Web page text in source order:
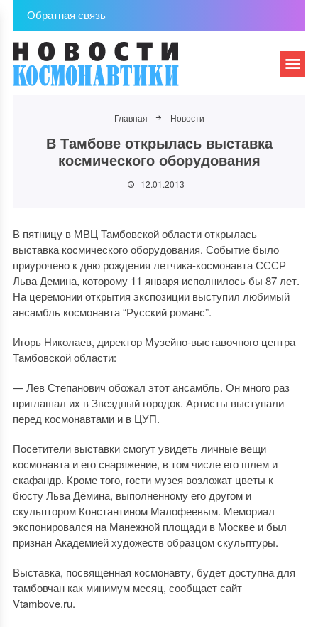
Обратная связь
Главная Новости
В Тамбове открылась выставка
космического оборудования
12.01.2013
В пятницу в МВЦ Тамбовской области открылась
выставка космического оборудования. Событие было
приурочено к дню рождения летчика-космонавта СССР
Льва Демина, которому 11 января исполнилось бы 87 лет.
На церемонии открытия экспозиции выступил любимый
ансамбль космонавта “Русский романс”.
Игорь Николаев, директор Музейно-выставочного центра
Тамбовской области:
— Лев Степанович обожал этот ансамбль. Он много раз
приглашал их в Звездный городок. Артисты выступали
перед космонавтами и в ЦУП.
Посетители выставки смогут увидеть личные вещи
космонавта и его снаряжение, в том числе его шлем и
скафандр. Кроме того, гости музея возложат цветы к
бюсту Льва Дёмина, выполненному его другом и
скульптором Константином Малофеевым. Мемориал
экспонировался на Манежной площади в Москве и был
признан Академией художеств образцом скульптуры.
Выставка, посвященная космонавту, будет доступна для
тамбовчан как минимум месяц, сообщает сайт
Vtambove.ru.